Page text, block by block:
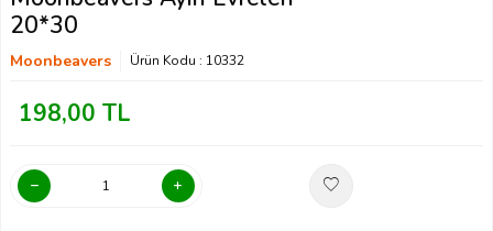
20*30
Moonbeavers Ürün Kodu : 10332
198,00 TL